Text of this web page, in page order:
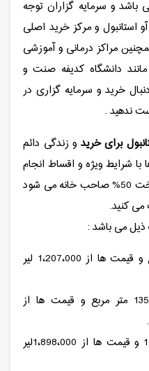
و سرمایه گزاران توجه
استانبول و مرکز خرید اصلی
مراکز درمانی و آموزشی
دانشگاه کدیفه صنت و
خرید و سرمایه گزاری در
ندهید .
برای خرید و زندگی دائم
شرایط ویژه و اقساط انجام
می شود به صورتی که شما با پرداخت 50% صاحب خانه می شود
می باشد :
واحد های یک خوابه 88 متر مربع و قیمت ها از 1،207،000 لیر
واحد های دو خوابه از 108 تا 135 متر مربع و قیمت ها از
واحد های سه خوابه از 160تا 174 و قیمت ها از 1،898،000لیر